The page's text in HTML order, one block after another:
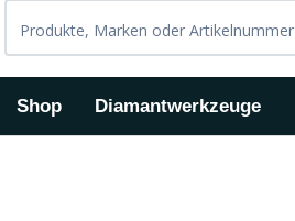
Shop Diamantwerkzeuge